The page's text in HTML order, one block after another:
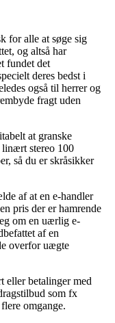
for alle at søge sig
og altså har
fundet det
deres bedst i
også til herrer og
fragt uden
at granske
linært stereo 100
så du er skråsikker
af at en e-handler
pris der er hamrende
om en uærlig e-
af en
overfor uægte
eller betalinger med
som fx
omgange.